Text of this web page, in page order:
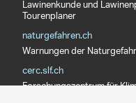
Medien
Mitarbeitende
Rechtliches